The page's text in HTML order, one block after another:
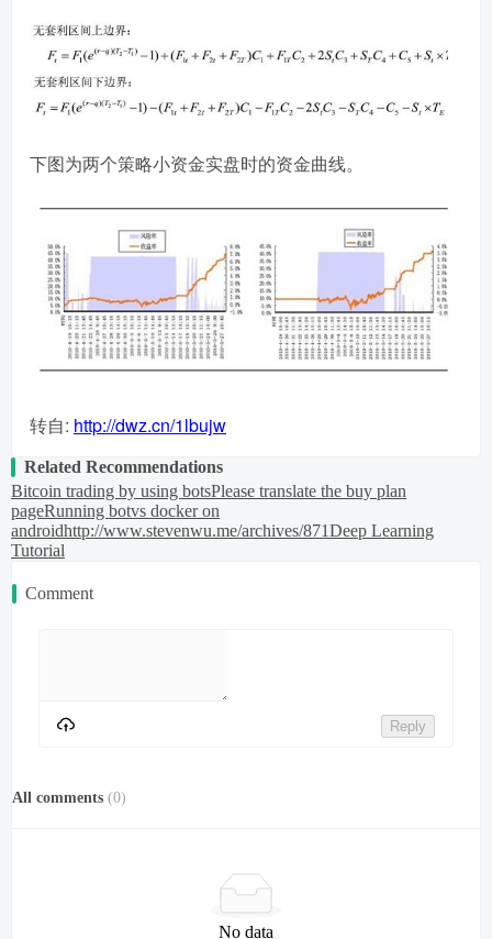
下图为两个策略小资金实盘时的资金曲线。
转自: http://dwz.cn/1lbujw
Related Recommendations
Bitcoin trading by using botsPlease translate the buy plan
pageRunning botvs docker on
androidhttp://www.stevenwu.me/archives/871Deep Learning
Tutorial
Comment
Reply
All comments (0)
No data